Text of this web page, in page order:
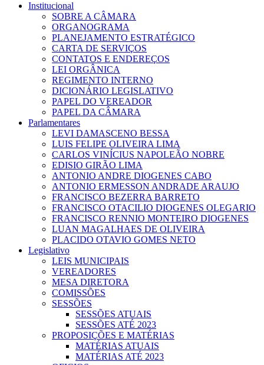
Institucional
SOBRE A CÂMARA
ORGANOGRAMA
PLANEJAMENTO ESTRATÉGICO
CARTA DE SERVIÇOS
CONTATOS E ENDEREÇOS
LEI ORGÂNICA
REGIMENTO INTERNO
DICIONÁRIO LEGISLATIVO
PAPEL DO VEREADOR
PAPEL DA CÂMARA
Parlamentares
LEVI DAMASCENO BESSA
LUIS FELIPE OLIVEIRA LIMA
CARLOS VINÍCIUS NAPOLEÃO NOBRE
EDISIO GIRÃO LIMA
ANTONIO ANDRE DIOGENES CABO
ANTONIO ERMESSON ANDRADE ARAUJO
FRANCISCO BEZERRA BARRETO
FRANCISCO OTACILIO DIOGENES OLEGARIO
FRANCISCO RENNIO MONTEIRO DIOGENES
LUAN MAGALHAES DE OLIVEIRA
PLACIDO OTAVIO GOMES NETO
Legislativo
LEIS MUNICIPAIS
VEREADORES
MESA DIRETORA
COMISSÕES
SESSÕES
SESSÕES ATUAIS
SESSÕES ATÉ 2023
PROPOSIÇÕES E MATÉRIAS
MATÉRIAS ATUAIS
MATÉRIAS ATÉ 2023